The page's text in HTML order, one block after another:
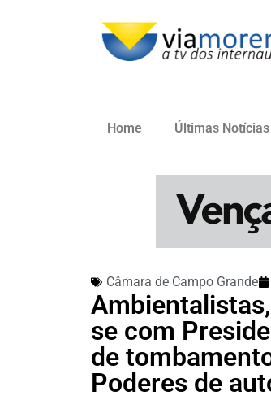
Home Últimas Notícias
Câmara de Campo Grande
se com
de
Poderes de